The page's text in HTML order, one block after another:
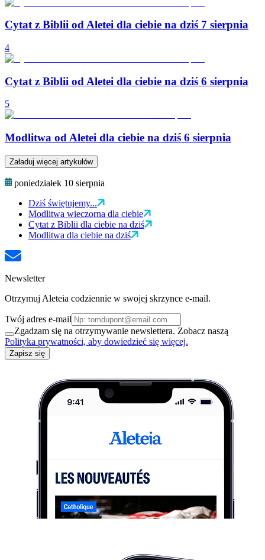
Cytat z Biblii od Aletei dla ciebie na dziś 7 sierpnia
4
Cytat z Biblii od Aletei dla ciebie na dziś 6 sierpnia
5
Modlitwa od Aletei dla ciebie na dziś 6 sierpnia
Załaduj więcej artykułów
poniedziałek 10 sierpnia
Dziś świętujemy...
Modlitwa wieczorna dla ciebie
Cytat z Biblii dla ciebie na dziś
Modlitwa dla ciebie na dziś
Newsletter
Otrzymuj Aleteia codziennie w swojej skrzynce e-mail.
Twój adres e-mail
Zgadzam się na otrzymywanie newslettera. Zobacz naszą
Polityka prywatności, aby dowiedzieć się więcej.
Zapisz się